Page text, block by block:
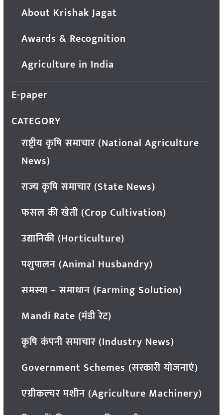
About Krishak Jagat
Awards & Recognition
Agriculture in India
E-paper
CATEGORY
राष्ट्रीय कृषि समाचार (National Agriculture
News)
राज्य कृषि समाचार (State News)
फसल की खेती (Crop Cultivation)
उद्यानिकी (Horticulture)
पशुपालन (Animal Husbandry)
समस्या – समाधान (Farming Solution)
Mandi Rate (मंडी रेट)
कृषि कंपनी समाचार (Industry News)
Government Schemes (सरकारी योजनाएं)
एग्रीकल्चर मशीन (Agriculture Machinery)